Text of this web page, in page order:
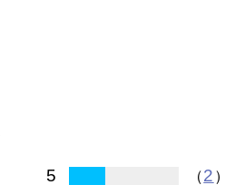
5 （2 ）